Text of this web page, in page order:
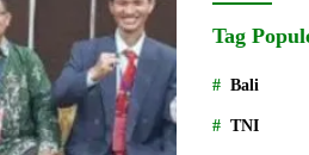
Tag
Bali
TNI